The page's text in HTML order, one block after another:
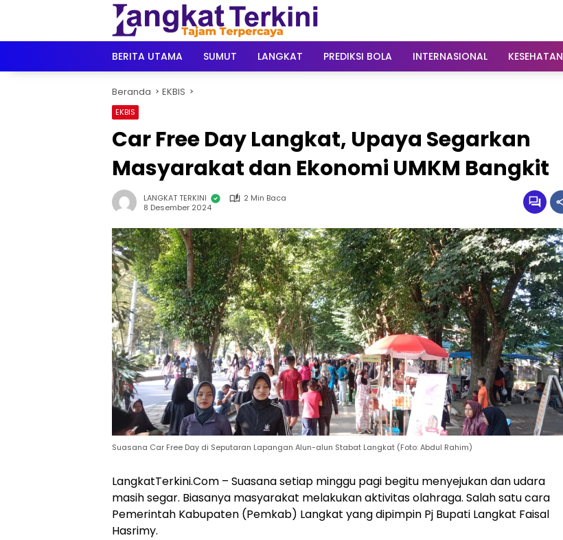
BERITA UTAMA
SUMUT LANGKAT PREDIKSI BOLA INTERNASIONAL KESEHATAN
Beranda EKBIS
EKBIS
Car Free Day Langkat, Upaya Segarkan
Masyarakat dan Ekonomi UMKM Bangkit
LANGKAT TERKINI
2 Min Baca
8 Desember 2024
Suasana Car Free Day di Seputaran Lapangan Alun-alun Stabat Langkat (Foto: Abdul Rahim)
LangkatTerkini.Com – Suasana setiap minggu pagi begitu menyejukan dan udara
masih segar. Biasanya masyarakat melakukan aktivitas olahraga. Salah satu cara
Pemerintah Kabupaten (Pemkab) Langkat yang dipimpin Pj Bupati Langkat Faisal
Hasrimy.